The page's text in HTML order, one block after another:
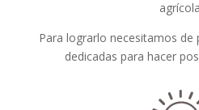
Para lograrlo necesitamos de
dedicadas para hacer